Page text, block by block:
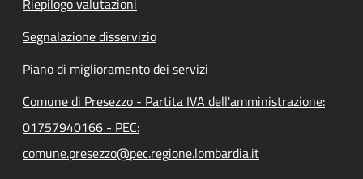
Riepilogo valutazioni
Segnalazione disservizio
Piano di miglioramento dei servizi
Comune di Presezzo - Partita IVA dell'amministrazione:
01757940166 - PEC:
comune.presezzo@pec.regione.lombardia.it